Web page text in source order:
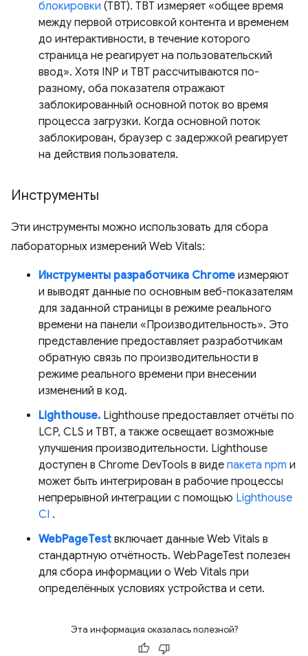
блокировки (TBT). TBT измеряет «общее время
между первой отрисовкой контента и временем
до интерактивности, в течение которого
страница не реагирует на пользовательский
ввод». Хотя INP и TBT рассчитываются по-
разному, оба показателя отражают
заблокированный основной поток во время
процесса загрузки. Когда основной поток
заблокирован, браузер с задержкой реагирует
на действия пользователя.
Инструменты
Эти инструменты можно использовать для сбора
лабораторных измерений Web Vitals:
Инструменты разработчика Chrome измеряют
и выводят данные по основным веб-показателям
для заданной страницы в режиме реального
времени на панели «Производительность». Это
представление предоставляет разработчикам
обратную связь по производительности в
режиме реального времени при внесении
изменений в код.
Lighthouse. Lighthouse предоставляет отчёты по
LCP, CLS и TBT, а также освещает возможные
улучшения производительности. Lighthouse
доступен в Chrome DevTools в виде пакета npm и
может быть интегрирован в рабочие процессы
непрерывной интеграции с помощью Lighthouse
CI .
WebPageTest включает данные Web Vitals в
стандартную отчётность. WebPageTest полезен
для сбора информации о Web Vitals при
определённых условиях устройства и сети.
Эта информация оказалась полезной?